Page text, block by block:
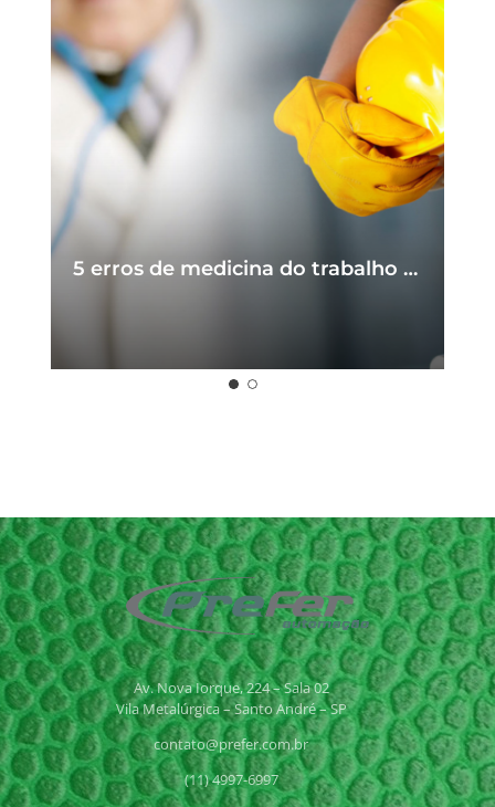
Av. Nova Iorque, 224 – Sala 02
Vila Metalúrgica – Santo André – SP
contato@prefer.com.br
(11) 4997-6997